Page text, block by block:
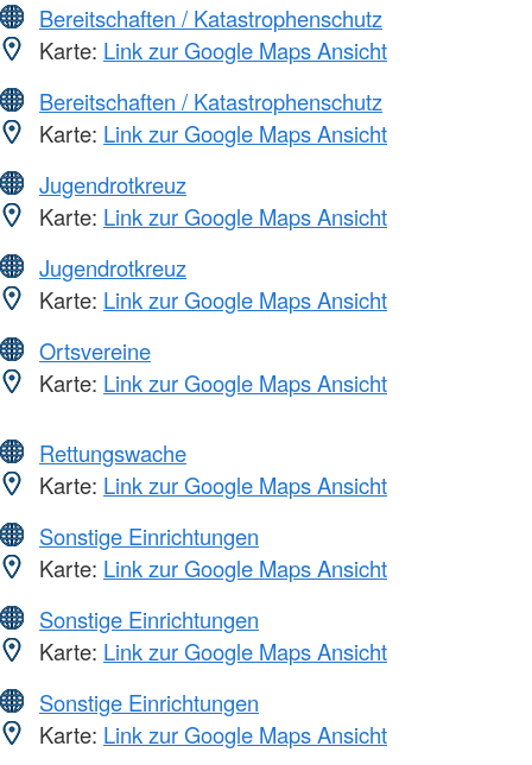
Bereitschaften / Katastrophenschutz
Karte: Link zur Google Maps Ansicht
Bereitschaften / Katastrophenschutz
Karte: Link zur Google Maps Ansicht
Jugendrotkreuz
Karte: Link zur Google Maps Ansicht
Jugendrotkreuz
Karte: Link zur Google Maps Ansicht
Ortsvereine
Karte: Link zur Google Maps Ansicht
Rettungswache
Karte: Link zur Google Maps Ansicht
Sonstige Einrichtungen
Karte: Link zur Google Maps Ansicht
Sonstige Einrichtungen
Karte: Link zur Google Maps Ansicht
Sonstige Einrichtungen
Karte: Link zur Google Maps Ansicht